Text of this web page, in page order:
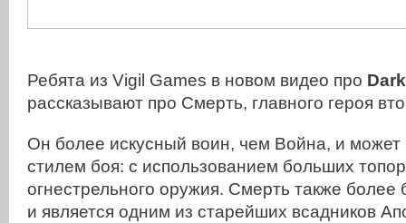
Ребята из Vigil Games в новом видео про
рассказывают про Смерть, главного героя
Он более искусный воин, чем Война, и
стилем боя: с использованием больших
огнестрельного оружия. Смерть также более
и является одним из старейших всадников